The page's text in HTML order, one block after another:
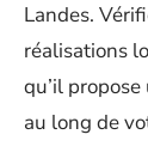
Landes.
réalisations
qu’il propose
au long de